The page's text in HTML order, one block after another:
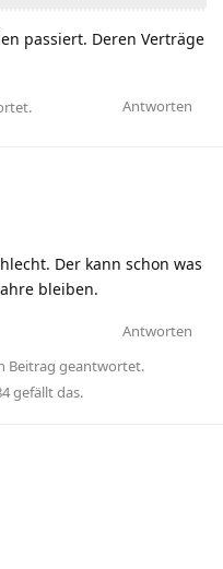
passiert. Deren Verträge
Antworten
Der kann schon was
bleiben.
Antworten
Beitrag geantwortet.
gefällt das.